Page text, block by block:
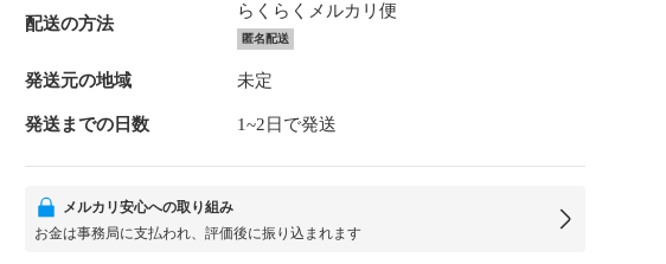
配送の方法
らくらくメルカリ便
匿名配送
発送元の地域 未定
発送までの日数 1~2日で発送
メルカリ安心への取り組み
お金は事務局に支払われ、評価後に振り込まれます